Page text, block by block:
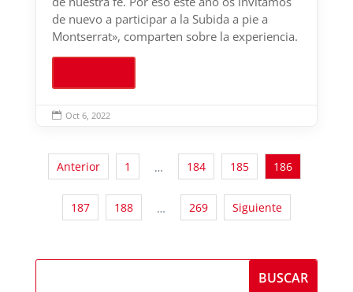
de nuevo a participar a la Subida a pie a
Montserrat», comparten sobre la experiencia.
 Oct 6, 2022
Anterior 1 … 184 185 186
187 188 … 269 Siguiente